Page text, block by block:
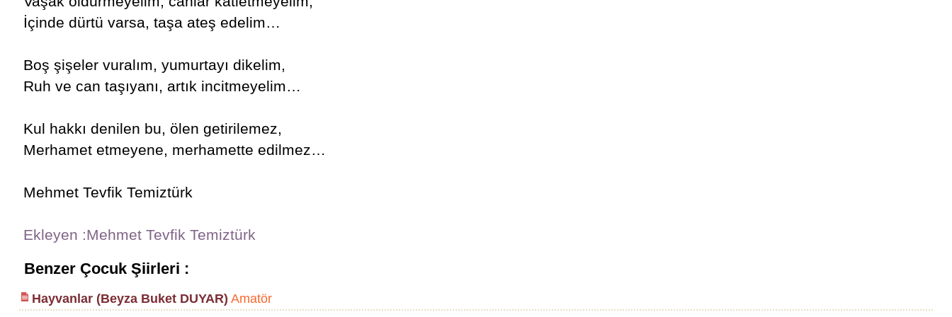
İçinde dürtü varsa, taşa ateş edelim…
Boş şişeler vuralım, yumurtayı dikelim,
Ruh ve can taşıyanı, artık incitmeyelim…
Kul hakkı denilen bu, ölen getirilemez,
Merhamet etmeyene, merhamette edilmez…
Mehmet Tevfik Temiztürk
Ekleyen :Mehmet Tevfik Temiztürk
Benzer Çocuk Şiirleri :
Hayvanlar (Beyza Buket DUYAR) Amatör